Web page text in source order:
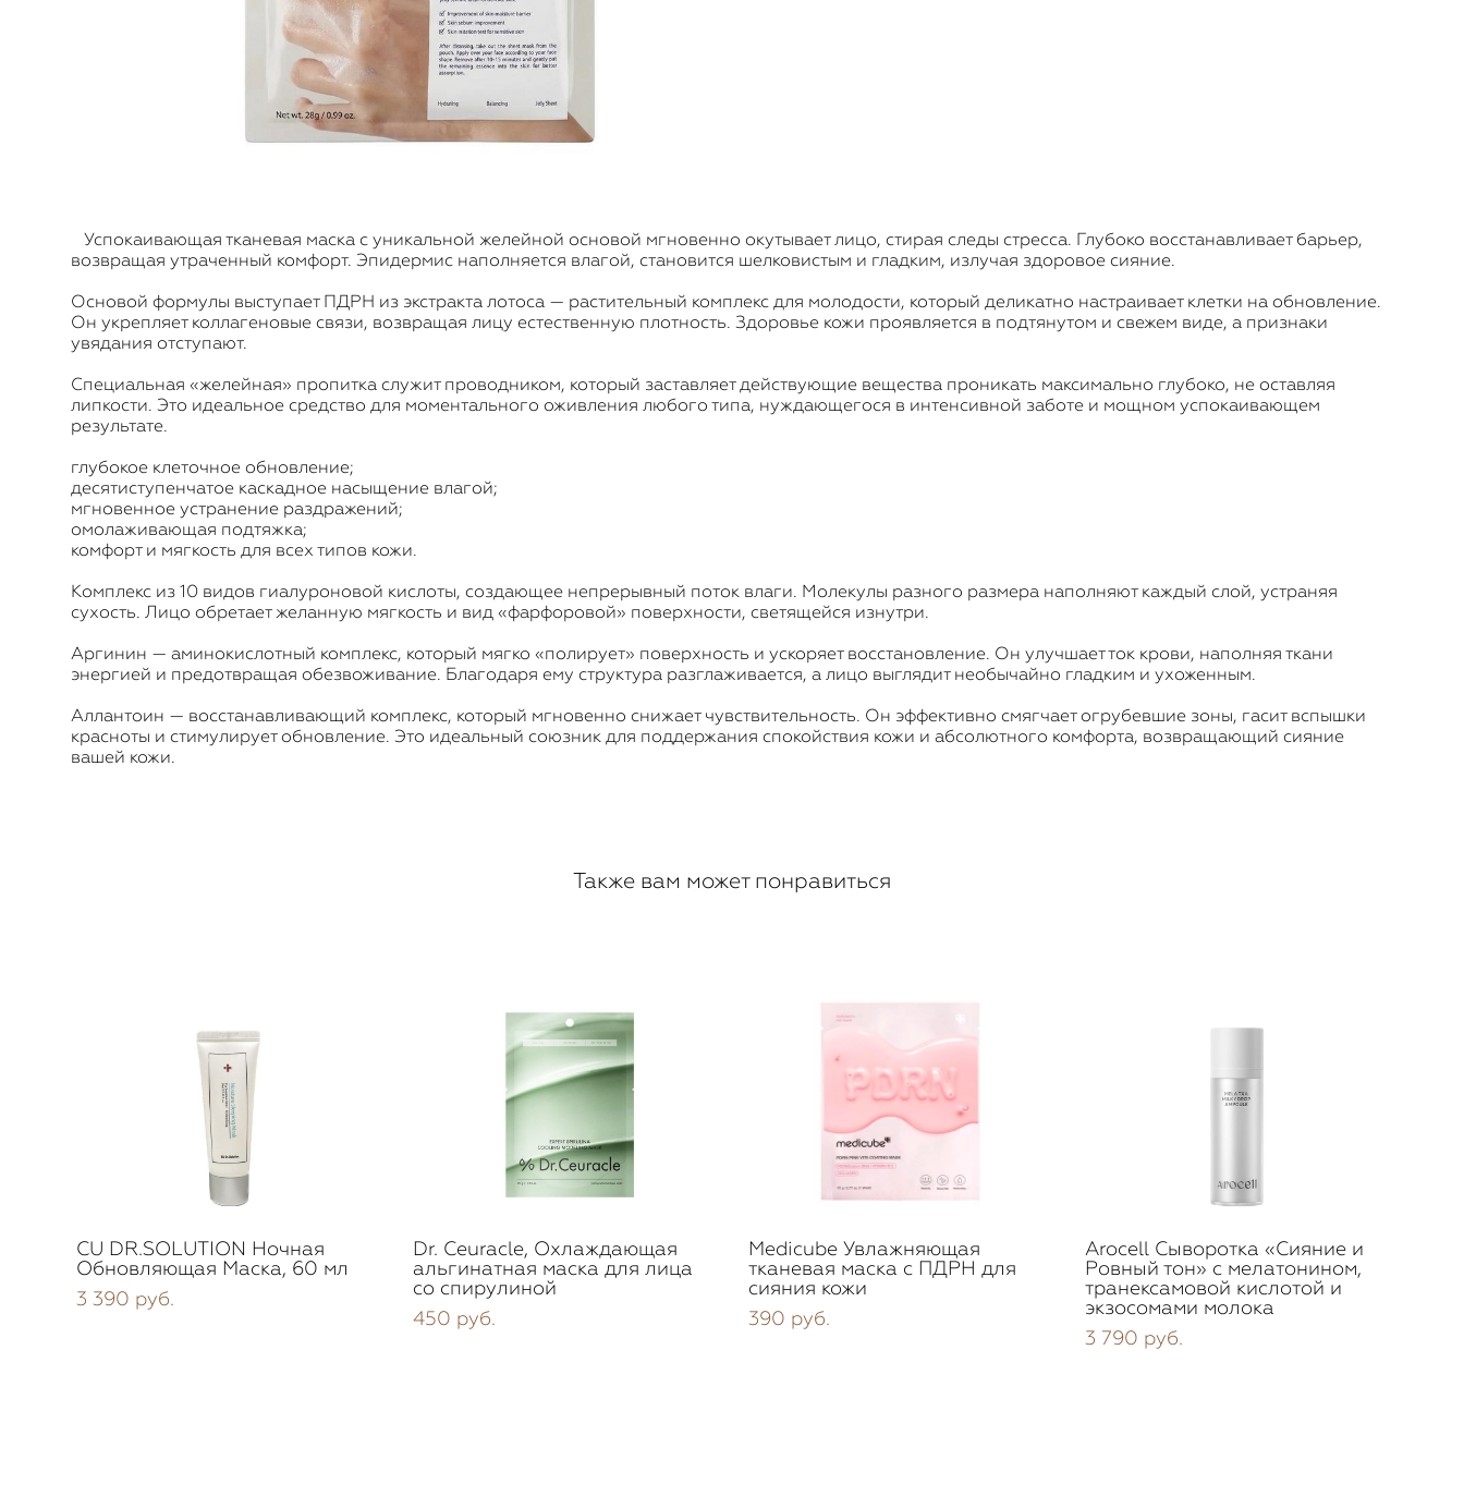
Успокаивающая тканевая маска с уникальной желейной основой мгновенно окутывает лицо, стирая следы стресса. Глубоко восстанавливает барьер,
возвращая утраченный комфорт. Эпидермис наполняется влагой, становится шелковистым и гладким, излучая здоровое сияние.
Основой формулы выступает ПДРН из экстракта лотоса — растительный комплекс для молодости, который деликатно настраивает клетки на обновление.
Он укрепляет коллагеновые связи, возвращая лицу естественную плотность. Здоровье кожи проявляется в подтянутом и свежем виде, а признаки
увядания отступают.
Специальная «желейная» пропитка служит проводником, который заставляет действующие вещества проникать максимально глубоко, не оставляя
липкости. Это идеальное средство для моментального оживления любого типа, нуждающегося в интенсивной заботе и мощном успокаивающем
результате.
глубокое клеточное обновление;
десятиступенчатое каскадное насыщение влагой;
мгновенное устранение раздражений;
омолаживающая подтяжка;
комфорт и мягкость для всех типов кожи.
Комплекс из 10 видов гиалуроновой кислоты, создающее непрерывный поток влаги. Молекулы разного размера наполняют каждый слой, устраняя
сухость. Лицо обретает желанную мягкость и вид «фарфоровой» поверхности, светящейся изнутри.
Аргинин — аминокислотный комплекс, который мягко «полирует» поверхность и ускоряет восстановление. Он улучшает ток крови, наполняя ткани
энергией и предотвращая обезвоживание. Благодаря ему структура разглаживается, а лицо выглядит необычайно гладким и ухоженным.
Аллантоин — восстанавливающий комплекс, который мгновенно снижает чувствительность. Он эффективно смягчает огрубевшие зоны, гасит вспышки
красноты и стимулирует обновление. Это идеальный союзник для поддержания спокойствия кожи и абсолютного комфорта, возвращающий сияние
вашей кожи.
Также вам может понравиться
CU DR.SOLUTION Ночная
Обновляющая Маска, 60 мл
3 390 pуб.
Dr. Ceuracle, Охлаждающая
альгинатная маска для лица
со спирулиной
450 pуб.
Medicube Увлажняющая
тканевая маска с ПДРН для
сияния кожи
390 pуб.
Arocell Сыворотка «Сияние и
Ровный тон» с мелатонином,
транексамовой кислотой и
экзосомами молока
3 790 pуб.